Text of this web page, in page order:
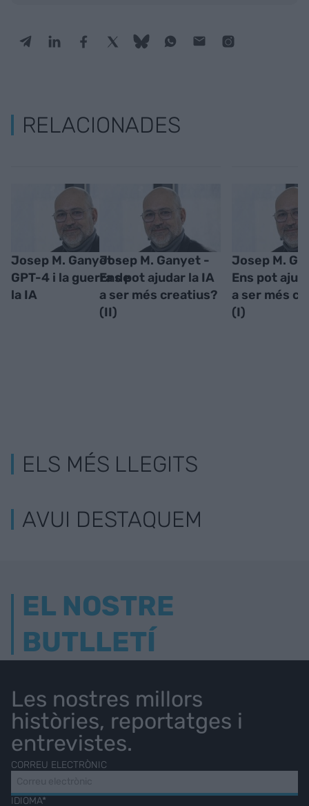
RELACIONADES
Josep M. Ganyet -
GPT-4 i la guerra de
la IA
Josep M. Ganyet -
Ens pot ajudar la IA
a ser més creatius?
(II)
Josep M.
Ens pot
a ser més
(I)
ELS MÉS LLEGITS
AVUI DESTAQUEM
EL NOSTRE
BUTLLETÍ
Les nostres millors
històries, reportatges i
entrevistes.
CORREU ELECTRÒNIC
IDIOMA*